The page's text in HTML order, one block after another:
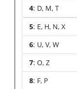
4: D, M, T
5: E, H, N, X
6: U, V, W
7: O, Z
8: F, P